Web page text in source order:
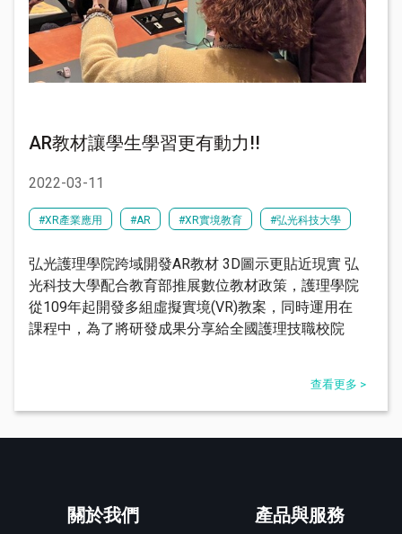
AR教材讓學生學習更有動力!!
2022-03-11
#XR產業應用 #AR #XR實境教育 #弘光科技大學
弘光護理學院跨域開發AR教材 3D圖示更貼近現實 弘
光科技大學配合教育部推展數位教材政策，護理學院
從109年起開發多組虛擬實境(VR)教案，同時運用在
課程中，為了將研發成果分享給全國護理技職校院
查看更多 >
關於我們 產品與服務